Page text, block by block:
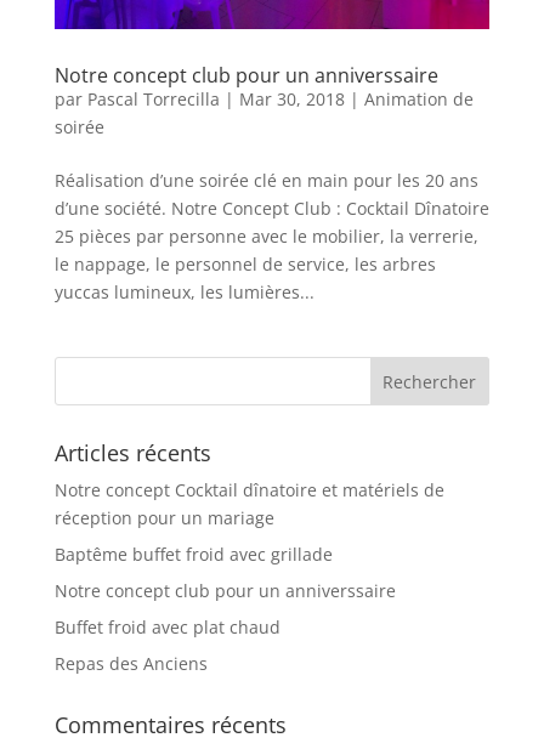
Notre concept club pour un anniverssaire
par Pascal Torrecilla | Mar 30, 2018| Animation de
soirée
Réalisation d’une soirée clé en main pour les 20 ans
d’une société. Notre Concept Club : Cocktail Dînatoire
25 pièces par personne avec le mobilier, la verrerie,
le nappage, le personnel de service, les arbres
yuccas lumineux, les lumières...
Articles récents
Notre concept Cocktail dînatoire et matériels de
réception pour un mariage
Baptême buffet froid avec grillade
Notre concept club pour un anniverssaire
Buffet froid avec plat chaud
Repas des Anciens
Commentaires récents